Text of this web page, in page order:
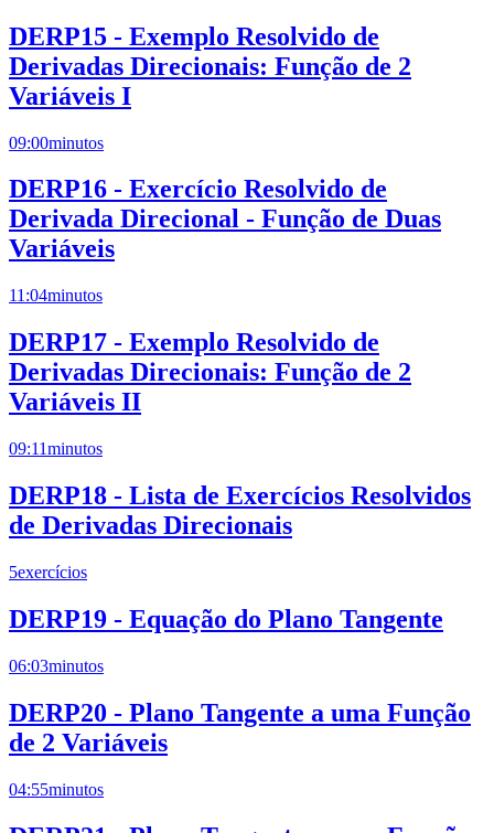
DERP15 - Exemplo Resolvido de
Derivadas Direcionais: Função de 2
Variáveis I
09:00minutos
DERP16 - Exercício Resolvido de
Derivada Direcional - Função de Duas
Variáveis
11:04minutos
DERP17 - Exemplo Resolvido de
Derivadas Direcionais: Função de 2
Variáveis II
09:11minutos
DERP18 - Lista de Exercícios Resolvidos
de Derivadas Direcionais
5exercícios
DERP19 - Equação do Plano Tangente
06:03minutos
DERP20 - Plano Tangente a uma Função
de 2 Variáveis
04:55minutos